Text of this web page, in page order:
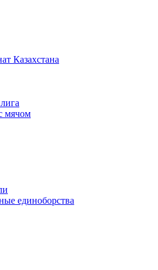
Казахстана
мячом
единоборства